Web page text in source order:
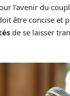
l’avenir du
être concise et
de se laisser